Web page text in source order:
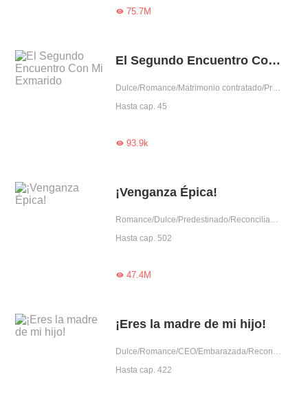
75.7M
El Segundo Encuentro Con Mi Exmarido
Dulce/Romance/Matrimonio contratado/Predestinado/Reconciliación
Hasta cap. 45
93.9k
¡Venganza Épica!
Romance/Dulce/Predestinado/Reconciliación/Escapada del matrimonio/Arrogante/Mujer poderosa/Capitán
Hasta cap. 502
47.4M
¡Eres la madre de mi hijo!
Dulce/Romance/CEO/Embarazada/Reconciliación/Aventura de una noche/Gentil/Adorable
Hasta cap. 422